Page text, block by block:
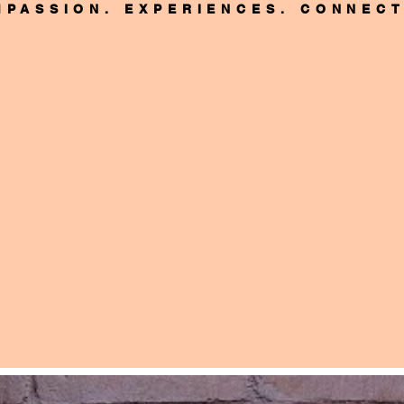
EXPERIENCES.